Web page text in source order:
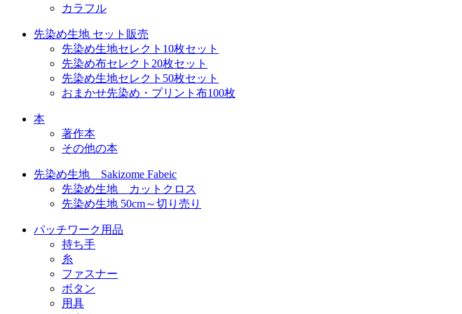
カラフル
先染め生地 セット販売
先染め生地セレクト10枚セット
先染め布セレクト20枚セット
先染め生地セレクト50枚セット
おまかせ先染め・プリント布100枚
本
著作本
その他の本
先染め生地 Sakizome Fabeic
先染め生地 カットクロス
先染め生地 50cm～切り売り
パッチワーク用品
持ち手
糸
ファスナー
ボタン
用具